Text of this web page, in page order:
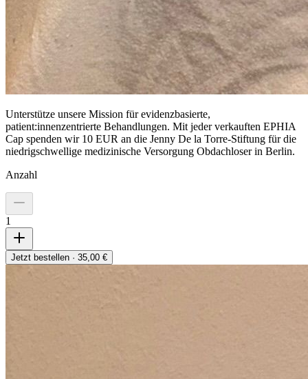
Unterstütze unsere Mission für evidenzbasierte,
patient:innenzentrierte Behandlungen. Mit jeder verkauften EPHIA
Cap spenden wir 10 EUR an die Jenny De la Torre-Stiftung für die
niedrigschwellige medizinische Versorgung Obdachloser in Berlin.
Anzahl
1
Jetzt bestellen · 35,00 €